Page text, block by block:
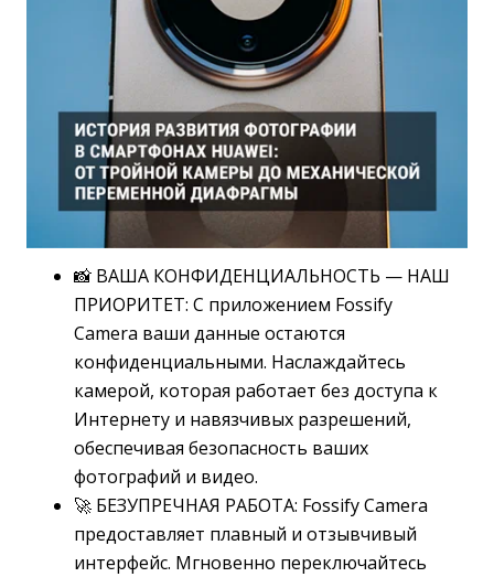
📸 ВАША КОНФИДЕНЦИАЛЬНОСТЬ — НАШ
ПРИОРИТЕТ: С приложением Fossify
Camera ваши данные остаются
конфиденциальными. Наслаждайтесь
камерой, которая работает без доступа к
Интернету и навязчивых разрешений,
обеспечивая безопасность ваших
фотографий и видео.
🚀 БЕЗУПРЕЧНАЯ РАБОТА: Fossify Camera
предоставляет плавный и отзывчивый
интерфейс. Мгновенно переключайтесь